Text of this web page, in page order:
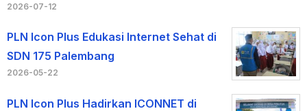
2026-07-12
PLN Icon Plus Edukasi Internet Sehat di
SDN 175 Palembang
2026-05-22
PLN Icon Plus Hadirkan ICONNET di